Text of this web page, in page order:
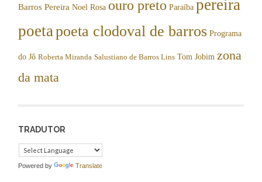
Barros Pereira Noel Rosa ouro preto Paraíba pereira
poetapoeta clodoval de barros Programa
do Jô Roberta Miranda Salustiano de Barros Lins Tom Jobim zona
da mata
TRADUTOR
Powered by Translate